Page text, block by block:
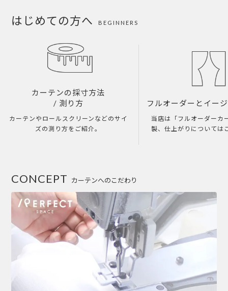
はじめての方へ BEGINNERS
カーテンの採寸方法
/ 測り方
カーテンやロールスクリーンなどのサイ
ズの測り方をご紹介。
フルオーダーとイー
当店は「フルオーダーカ
製、仕上がりについては
カーテンへのこだわり
CONCEPT